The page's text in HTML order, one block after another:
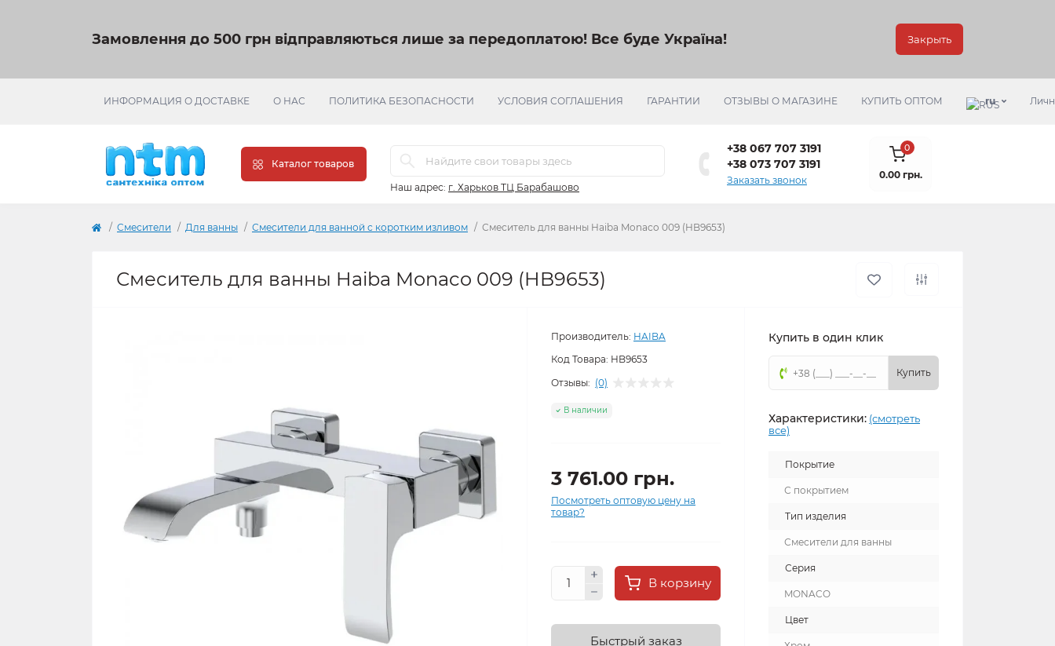
Замовлення до 500 грн відправляються лише за передоплатою! Все буде Україна! Закрыть
ИНФОРМАЦИЯ О ДОСТАВКЕ О НАС ПОЛИТИКА БЕЗОПАСНОСТИ УСЛОВИЯ СОГЛАШЕНИЯ ГАРАНТИИ ОТЗЫВЫ О МАГАЗИНЕ КУПИТЬ ОПТОМ ru
Каталог товаров
Наш адрес: г. Харьков ТЦ Барабашово
+38 067 707 3191
+38 073 707 3191
Заказать звонок
0
0.00 грн.
Cмесители Для ванны Смесители для ванной с коротким изливом Смеситель для ванны Haiba Monaco 009 (HB9653)
Смеситель для ванны Haiba Monaco 009 (HB9653)
Производитель: HAIBA
Код Товара: HB9653
Отзывы: (0)
В наличии
3 761.00 грн.
Посмотреть оптовую цену на
товар?
В корзину
Быстрый заказ
Купить в один клик
Купить
Характеристики: (смотреть
все)
Покрытие
С покрытием
Тип изделия
Смесители для ванны
Серия
MONACO
Цвет